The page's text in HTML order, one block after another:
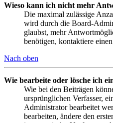
Wieso kann ich nicht mehr
Die maximal zulässige
wird durch die Board-
glaubst, mehr
benötigen, kontaktiere
Nach oben
Wie bearbeite oder lösche ich
Wie bei den Beiträgen
ursprünglichen Verfasser,
Administrator bearbeitet
bearbeiten, ändere den